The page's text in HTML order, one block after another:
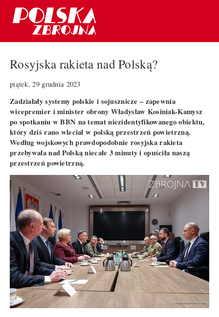
Rosyjska rakieta nad Polską?
piątek, 29 grudnia 2023
Zadziałały systemy polskie i sojusznicze – zapewnia
wicepremier i minister obrony Władysław Kosiniak-Kamysz
po spotkaniu w BBN na temat niezidentyfikowanego obiektu,
który dziś rano wleciał w polską przestrzeń powietrzną.
Według wojskowych prawdopodobnie rosyjska rakieta
przebywała nad Polską niecałe 3 minuty i opuściła naszą
przestrzeń powietrzną.